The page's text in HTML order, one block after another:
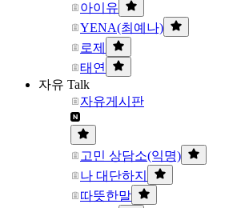
아이유
YENA(최예나)
로제
태연
자유 Talk
자유게시판
고민 상담소(익명)
나 대단하지
따뜻한말